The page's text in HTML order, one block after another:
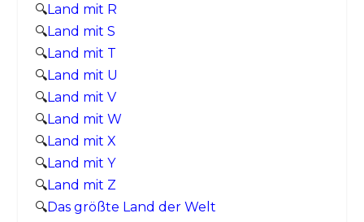
🔍Land mit R
🔍Land mit S
🔍Land mit T
🔍Land mit U
🔍Land mit V
🔍Land mit W
🔍Land mit X
🔍Land mit Y
🔍Land mit Z
🔍Das größte Land der Welt